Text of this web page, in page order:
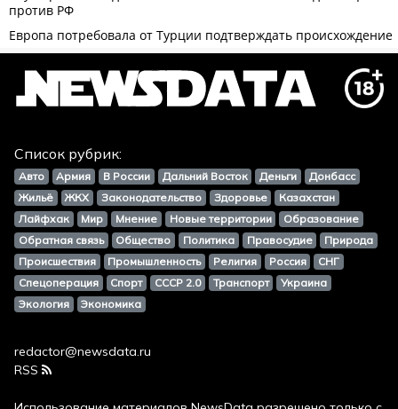
Список рубрик:
Авто Армия В России Дальний Восток Деньги
Донбасс
Жильё
ЖКХ Законодательство Здоровье
Казахстан
Лайфхак
Мир Мнение Новые территории
Образование
Обратная связь
Общество Политика Правосудие
Природа
Происшествия
Промышленность Религия Россия
СНГ
Спецоперация
Спорт СССР 2.0 Транспорт
Украина
Экология
Экономика
redactor@newsdata.ru
RSS